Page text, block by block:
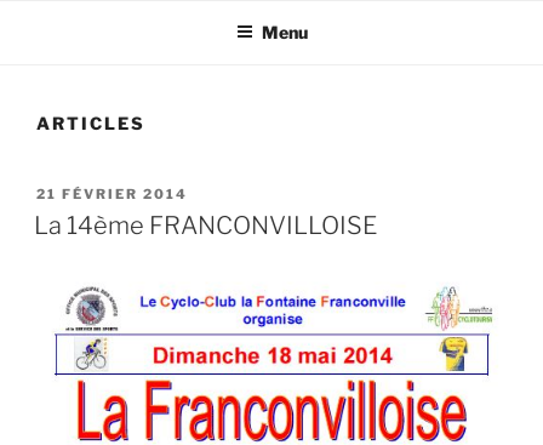
Menu
ARTICLES
PUBLIÉ
LE
21 FÉVRIER 2014
La 14ème FRANCONVILLOISE